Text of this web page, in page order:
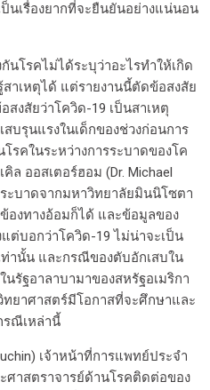
นเรื่องยากที่จะยืนยันอย่างแน่นอน
โรคไม่ได้ระบุว่าอะไรทำให้เกิด
าเหตุได้ แต่รายงานนี้ตัดข้อสงสัย
สงสัยว่าโควิด-19 เป็นสาเหตุ
สบรุนแรงในเด็กของช่วงก่อนการ
รคในระหว่างการระบาดของโค
ล ออสเตอร์ฮอม (Dr. Michael
ะบาดจากมหาวิทยาลัยมินนิโซตา
องทางอ้อมก็ได้ และข้อมูลของ
ต่บอกว่าโควิด-19 ไม่น่าจะเป็น
ท่านั้น และกรณีของตับอักเสบใน
นรัฐอาลาบามาของสหรัฐอเมริกา
ยาศาสตร์มีโอกาสที่จะศึกษาและ
รณีเหล่านี้
เจ้าหน้าที่การแพทย์ประจำ
ศาสตราจารย์ด้านโรคติดต่อของ